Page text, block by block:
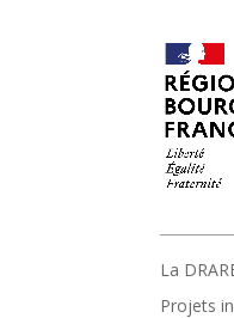
La
Projets